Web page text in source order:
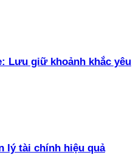
Lưu giữ khoảnh khắc yêu
lý tài chính hiệu quả